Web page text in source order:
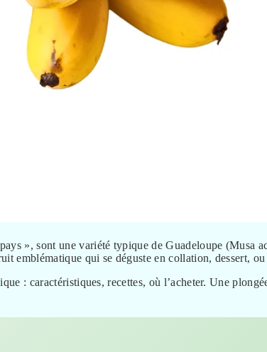
», sont une variété typique de Guadeloupe (Musa
emblématique qui se déguste en collation, dessert,
: caractéristiques, recettes, où l’acheter. Une